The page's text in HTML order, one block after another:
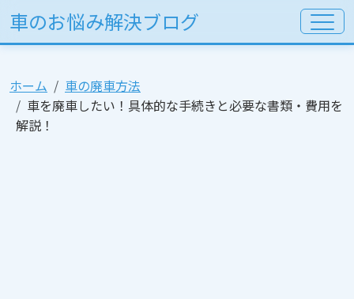
車のお悩み解決ブログ
ホーム
車の廃車方法
車を廃車したい！具体的な手続きと必要な書類・費用を
解説！